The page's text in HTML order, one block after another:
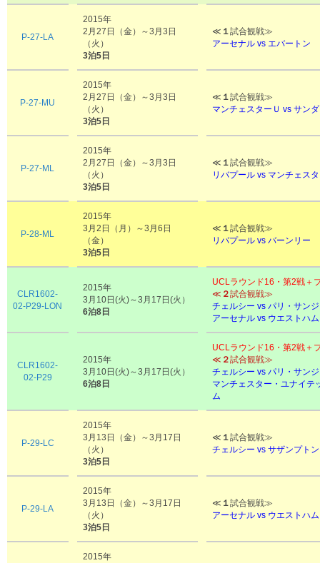
P-27-LA
2015年
2月27日（金）～3月3日
（火）
3泊5日
≪ １試合観戦≫
アーセナル vs エバートン
P-27-MU
2015年
2月27日（金）～3月3日
（火）
3泊5日
≪ １試合観戦≫
マンチェスターＵ vs サン
P-27-ML
2015年
2月27日（金）～3月3日
（火）
3泊5日
≪ １試合観戦≫
リバプール vs マンチェス
P-28-ML
2015年
3月2日（月）～3月6日
（金）
3泊5日
≪ １試合観戦≫
リバプール vs バーンリー
CLR1602-
02-P29-LON
2015年
3月10日(火)～3月17日(火）
6泊8日
UCLラウンド16・第2戦＋
≪ ２試合観戦≫
チェルシー vs パリ・サン
アーセナル vs ウエストハ
CLR1602-
02-P29
2015年
3月10日(火)～3月17日(火）
6泊8日
UCLラウンド16・第2戦＋
≪ ２試合観戦≫
チェルシー vs パリ・サン
マンチェスター・ユナイテ
ム
P-29-LC
2015年
3月13日（金）～3月17日
（火）
3泊5日
≪ １試合観戦≫
チェルシー vs サザンプトン
P-29-LA
2015年
3月13日（金）～3月17日
（火）
3泊5日
≪ １試合観戦≫
アーセナル vs ウエストハ
2015年